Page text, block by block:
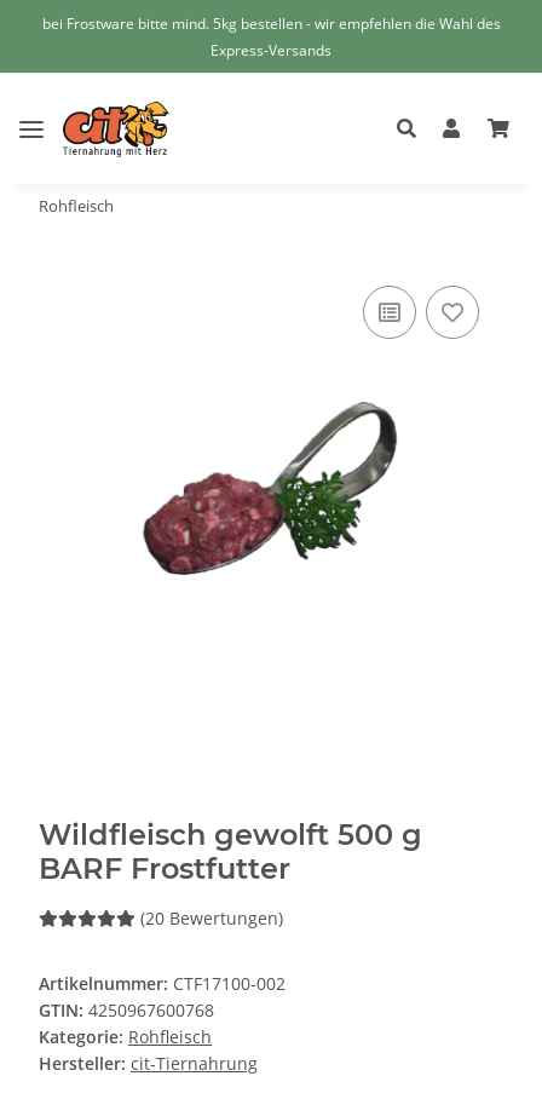
bei Frostware bitte mind. 5kg bestellen - wir empfehlen die Wahl des
Express-Versands
Rohfleisch
Wildfleisch gewolft 500 g
BARF Frostfutter
(20 Bewertungen)
Artikelnummer: CTF17100-002
GTIN: 4250967600768
Kategorie: Rohfleisch
Hersteller: cit-Tiernahrung